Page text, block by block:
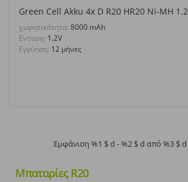
Green Cell Akku 4x D R20 HR20 Ni-MH
χωρητικότητα: 8000 mAh
Eνταση: 1.2V
Εγγύηση: 12 μήνες
Εμφάνιση %1 $ d - %2 $ d από %3 $ d
Μπαταρίες R20